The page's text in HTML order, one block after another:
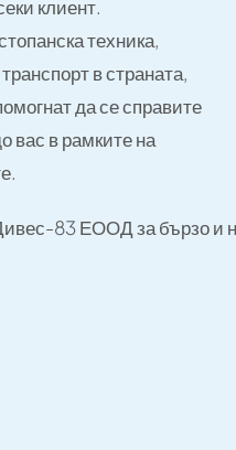
клиент.
техника,
в страната,
да се справите
вас в рамките на
83 ЕООД за бързо и